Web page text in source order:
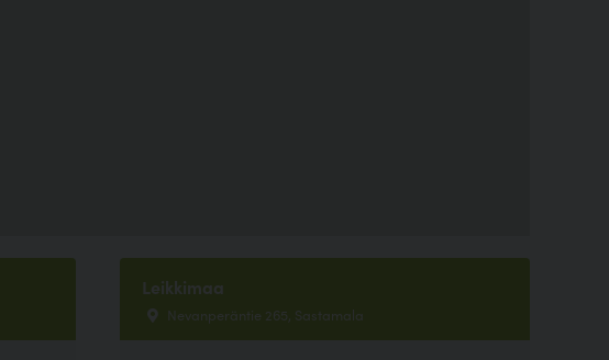
Leikkimaa
Nevanperäntie 265, Sastamala